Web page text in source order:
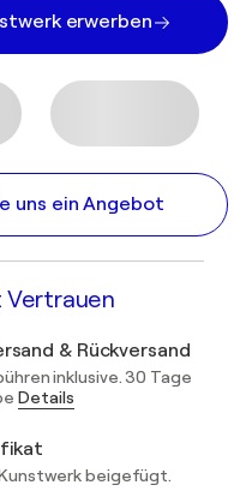
erwerben
uns ein Angebot
Vertrauen
& Rückversand
inklusive. 30 Tage
Details
beigefügt.